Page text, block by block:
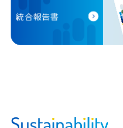
統合報告書